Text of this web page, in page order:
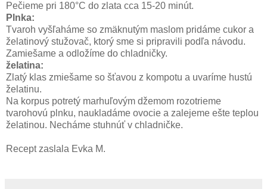
Pečieme pri 180°C do zlata cca 15-20 minút.
Plnka:
Tvaroh vyšľaháme so zmäknutým maslom pridáme cukor a
želatinový stužovač, ktorý sme si pripravili podľa návodu.
Zamiešame a odložíme do chladničky.
želatina:
Zlatý klas zmiešame so šťavou z kompotu a uvaríme hustú
želatinu.
Na korpus potretý marhuľovým džemom rozotrieme
tvarohovú plnku, naukladáme ovocie a zalejeme ešte teplou
želatinou. Necháme stuhnúť v chladničke.
Recept zaslala Evka M.